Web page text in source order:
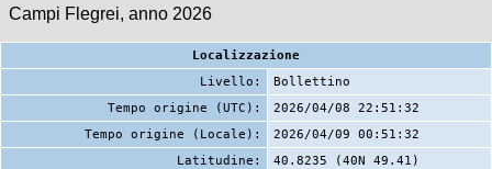
Campi Flegrei, anno 2026
Localizzazione
Livello:
Bollettino
Tempo origine (UTC):
2026/04/08 22:51:32
Tempo origine (Locale):
2026/04/09 00:51:32
Latitudine:
40.8235 (40N 49.41)